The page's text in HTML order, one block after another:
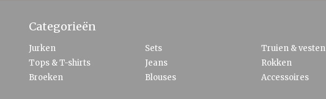
Categorieën
Jurken
Tops & T-shirts
Broeken
Sets
Jeans
Blouses
Truien & vesten
Rokken
Accessoires